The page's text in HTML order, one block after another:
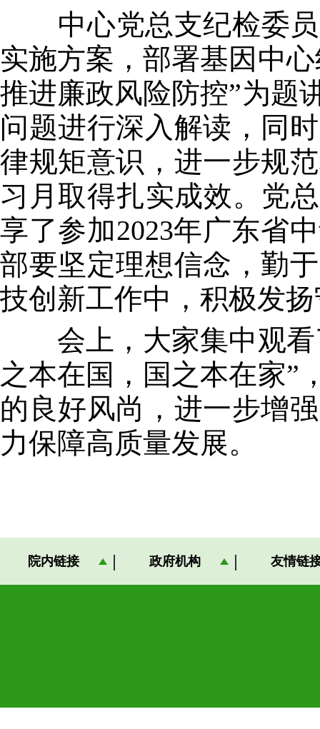
中心党总支纪检委员
实施方案，部署基因中
推进廉政风险防控”为题
问题进行深入解读，同
律规矩意识，进一步规
习月取得扎实成效。党
享了参加2023年广东省
部要坚定理想信念，勤
技创新工作中，积极发
会上，大家集中观看
之本在国，国之本在家”
的良好风尚，进一步增
力保障高质量发展。
院内链接 政府机构 友情链